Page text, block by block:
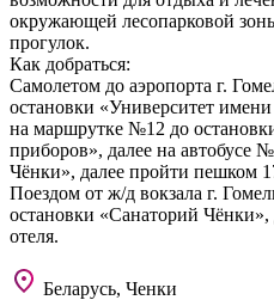
окружающей лесопарковой
прогулок.
Как добраться:
Самолетом до аэропорта г.
остановки «Университет
на маршрутке №12 до
приборов», далее на автобусе
Чёнки», далее пройти пешком
Поездом от ж/д вокзала г.
остановки «Санаторий
отеля.
Беларусь, Ченки